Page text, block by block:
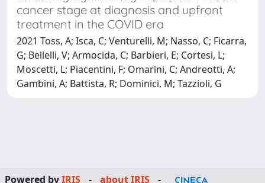
cancer stage at diagnosis and upfront
treatment in the COVID era
2021 Toss, A; Isca, C; Venturelli, M; Nasso, C; Ficarra,
G; Bellelli, V; Armocida, C; Barbieri, E; Cortesi, L;
Moscetti, L; Piacentini, F; Omarini, C; Andreotti, A;
Gambini, A; Battista, R; Dominici, M; Tazzioli, G
Powered byIRIS - about IRIS -